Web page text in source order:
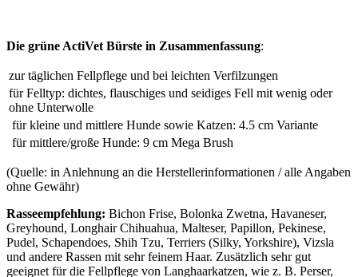
Die grüne ActiVet Bürste in Zusammenfassung:
zur täglichen Fellpflege und bei leichten Verfilzungen
für Felltyp: dichtes, flauschiges und seidiges Fell mit wenig oder
ohne Unterwolle
für kleine und mittlere Hunde sowie Katzen: 4.5 cm Variante
für mittlere/große Hunde: 9 cm Mega Brush
(Quelle: in Anlehnung an die Herstellerinformationen / alle Angaben
ohne Gewähr)
Rasseempfehlung: Bichon Frise, Bolonka Zwetna, Havaneser,
Greyhound, Longhair Chihuahua, Malteser, Papillon, Pekinese,
Pudel, Schapendoes, Shih Tzu, Terriers (Silky, Yorkshire), Vizsla
und andere Rassen mit sehr feinem Haar. Zusätzlich sehr gut
geeignet für die Fellpflege von Langhaarkatzen, wie z. B. Perser,